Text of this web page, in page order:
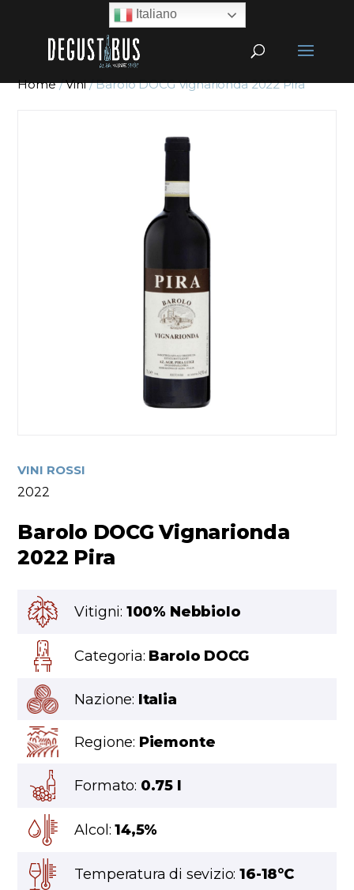
Home/Vini/ Barolo DOCG Vignarionda 2022 Pira
VINI ROSSI
2022
Barolo DOCG Vignarionda
2022 Pira
Vitigni: 100% Nebbiolo
Categoria: Barolo DOCG
Nazione: Italia
Regione: Piemonte
Formato: 0.75 l
Alcol:14,5%
Temperatura di sevizio:16-18°C
Italiano